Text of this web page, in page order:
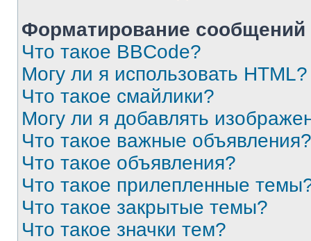
Форматирование
Что такое BBCode?
Могу ли я использовать HTML?
Что такое смайлики?
Могу ли я добавлять
Что такое важные объявления?
Что такое объявления?
Что такое прилепленные
Что такое закрытые темы?
Что такое значки тем?